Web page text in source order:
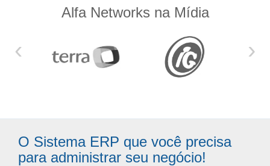
Alfa Networks na Mídia
‹ ›
O Sistema ERP que você precisa
para administrar seu negócio!